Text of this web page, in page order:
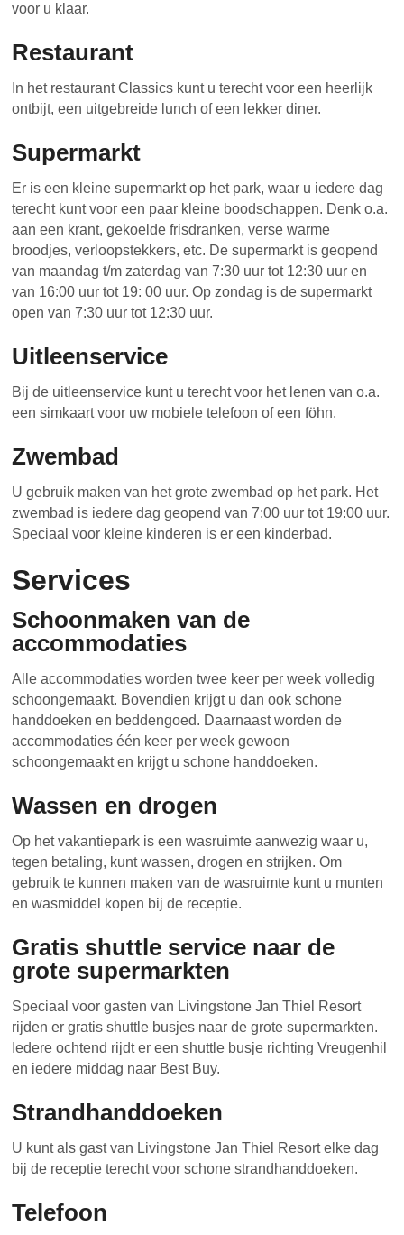
voor u klaar.
Restaurant
In het restaurant Classics kunt u terecht voor een heerlijk
ontbijt, een uitgebreide lunch of een lekker diner.
Supermarkt
Er is een kleine supermarkt op het park, waar u iedere dag
terecht kunt voor een paar kleine boodschappen. Denk o.a.
aan een krant, gekoelde frisdranken, verse warme
broodjes, verloopstekkers, etc. De supermarkt is geopend
van maandag t/m zaterdag van 7:30 uur tot 12:30 uur en
van 16:00 uur tot 19: 00 uur. Op zondag is de supermarkt
open van 7:30 uur tot 12:30 uur.
Uitleenservice
Bij de uitleenservice kunt u terecht voor het lenen van o.a.
een simkaart voor uw mobiele telefoon of een föhn.
Zwembad
U gebruik maken van het grote zwembad op het park. Het
zwembad is iedere dag geopend van 7:00 uur tot 19:00 uur.
Speciaal voor kleine kinderen is er een kinderbad.
Services
Schoonmaken van de
accommodaties
Alle accommodaties worden twee keer per week volledig
schoongemaakt. Bovendien krijgt u dan ook schone
handdoeken en beddengoed. Daarnaast worden de
accommodaties één keer per week gewoon
schoongemaakt en krijgt u schone handdoeken.
Wassen en drogen
Op het vakantiepark is een wasruimte aanwezig waar u,
tegen betaling, kunt wassen, drogen en strijken. Om
gebruik te kunnen maken van de wasruimte kunt u munten
en wasmiddel kopen bij de receptie.
Gratis shuttle service naar de
grote supermarkten
Speciaal voor gasten van Livingstone Jan Thiel Resort
rijden er gratis shuttle busjes naar de grote supermarkten.
Iedere ochtend rijdt er een shuttle busje richting Vreugenhil
en iedere middag naar Best Buy.
Strandhanddoeken
U kunt als gast van Livingstone Jan Thiel Resort elke dag
bij de receptie terecht voor schone strandhanddoeken.
Telefoon